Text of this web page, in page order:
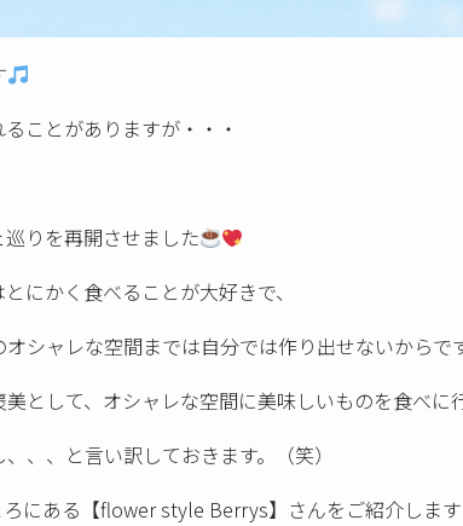
ことがありますが・・・
りを再開させました
にかく食べることが大好きで、
シャレな空間までは自分では作り出せないからで
として、オシャレな空間に美味しいものを食べに
、、と言い訳しておきます。（笑）
にある【flower style Berrys】さんをご紹介します